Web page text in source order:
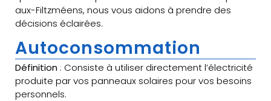
aux-Filtzméens, nous vous aidons à prendre des
décisions éclairées.
Autoconsommation
Définition : Consiste à utiliser directement l’électricité
produite par vos panneaux solaires pour vos besoins
personnels.